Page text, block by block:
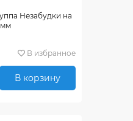
Незабудки на
В избранное
В корзину